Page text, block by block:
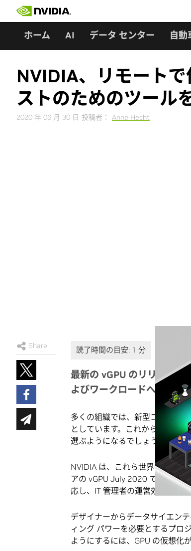
ホーム AI データ センター 自動
NVIDIA、リモート
ストのためのツール
2020 年 06 月 30 日 投稿者： Anne Hecht
Share
最新の vGPU のリリースに
よびワークロードへの対応
多くの組織では、新型コロナウ
としています。これからは、従
選ぶようになるでしょう。
NVIDIA は、これら世界中の非常
アの vGPU July 2020 で向上さ
応し、IT 管理者の運営効率を高
デザイナーからデータサイエン
ィング パワーを必要とするプロ
ようにするには、GPU の仮想化